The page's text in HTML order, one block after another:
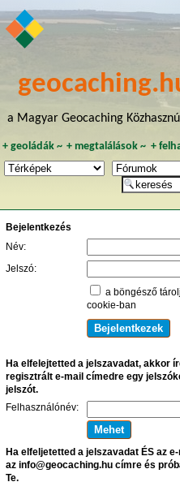
a Magyar Geocaching
+ geoládák~ +megtalálások ~ +
Bejelentkezés
Név:
Jelszó:
a böngésző
cookie-ban
Ha elfelejtetted a jelszavadat, akkor
regisztrált e-mail címedre egy
jelszót.
Felhasználónév:
Ha elfeljetetted a jelszavadat ÉS az
az info@geocaching.hu címre és
Te.